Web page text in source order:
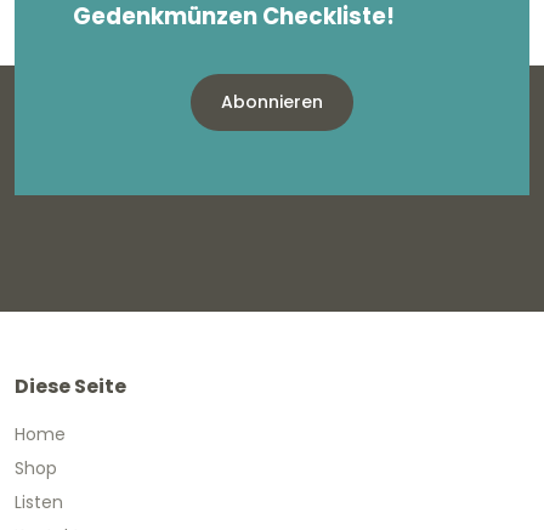
Gedenkmünzen Checkliste!
Abonnieren
Diese Seite
Home
Shop
Listen